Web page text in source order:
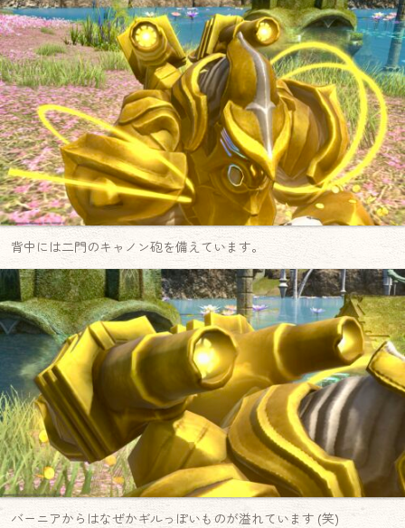
背中には二門のキャノン砲を備えています。
バーニアからはなぜかギルっぽいものが溢れています (笑)